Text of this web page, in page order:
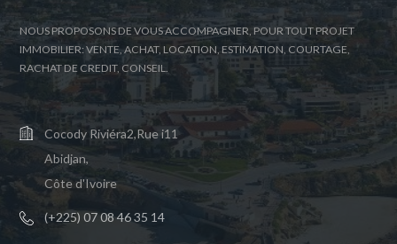
NOUS PROPOSONS DE VOUS ACCOMPAGNER, POUR TOUT PROJET
IMMOBILIER: VENTE, ACHAT, LOCATION, ESTIMATION, COURTAGE,
RACHAT DE CREDIT, CONSEIL.
Cocody Riviéra2,Rue i11
Abidjan,
Côte d'Ivoire
(+225) 07 08 46 35 14